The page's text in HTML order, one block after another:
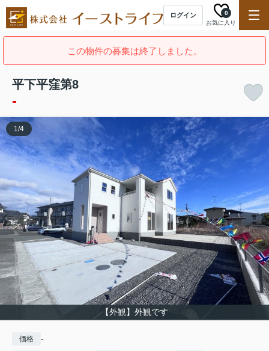
ログイン
お気に入り
0
この物件の募集は終了しました。
平下平窪第8
-
【外観】外観です
1/4
価格 -